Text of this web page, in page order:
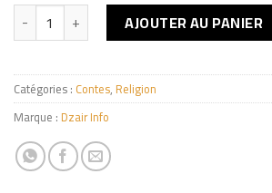
quantité de صديقي يعلمني التسامح والوفاء
AJOUTER AU PANIER
Catégories : Contes, Religion
Marque : Dzair Info